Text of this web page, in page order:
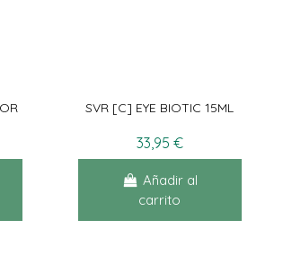
SVR [C] EYE BIOTIC 15ML
33,95 €
Añadir al
carrito